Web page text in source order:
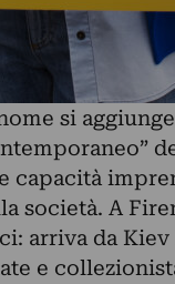
si
capacità
società. A
arriva da
e